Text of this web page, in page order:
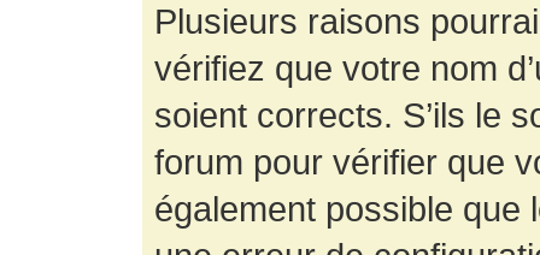
Plusieurs raisons
vérifiez que votre nom
soient corrects. S’ils le
forum pour vérifier que
également possible que